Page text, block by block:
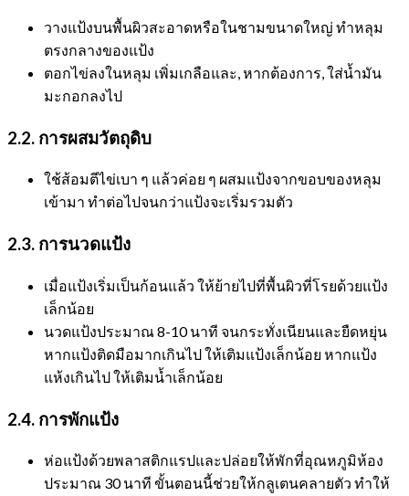
วางแป้งบนพื้นผิวสะอาดหรือในชามขนาดใหญ่ ทำหลุม
ตรงกลางของแป้ง
ตอกไข่ลงในหลุม เพิ่มเกลือและ, หากต้องการ, ใส่น้ำมัน
มะกอกลงไป
2.2. การผสมวัตถุดิบ
ใช้ส้อมตีไข่เบา ๆ แล้วค่อย ๆ ผสมแป้งจากขอบของหลุม
เข้ามา ทำต่อไปจนกว่าแป้งจะเริ่มรวมตัว
2.3. การนวดแป้ง
เมื่อแป้งเริ่มเป็นก้อนแล้ว ให้ย้ายไปที่พื้นผิวที่โรยด้วยแป้ง
เล็กน้อย
นวดแป้งประมาณ 8-10 นาที จนกระทั่งเนียนและยืดหยุ่น
หากแป้งติดมือมากเกินไป ให้เติมแป้งเล็กน้อย หากแป้ง
แห้งเกินไป ให้เติมน้ำเล็กน้อย
2.4. การพักแป้ง
ห่อแป้งด้วยพลาสติกแรปและปล่อยให้พักที่อุณหภูมิห้อง
ประมาณ 30 นาที ขั้นตอนนี้ช่วยให้กลูเตนคลายตัว ทำให้